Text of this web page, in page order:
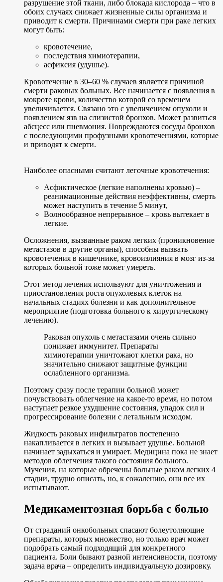
разрушение этой ткани, либо блокада кислорода – что в
обоих случаях снижает жизненные силы организма и
приводит к смерти. Причинами смерти при раке легких
могут быть:
кровотечение,
последствия химиотерапии,
асфиксия (удушье).
Кровотечение в 30–60 % случаев является причиной
смерти раковых больных. Все начинается с появления в
мокроте крови, количество которой со временем
увеличивается. Связано это с увеличением опухоли и
появлением язв на слизистой бронхов. Может развиться
абсцесс или пневмония. Повреждаются сосуды бронхов
с последующими профузными кровотечениями, которые
и приводят к смерти.
Наиболее опасными считают легочные кровотечения:
Асфиктическое (легкие наполнены кровью) –
реанимационные действия неэффективны, смерть
может наступить в течение 5 минут,
Волнообразное непрерывное – кровь вытекает в
легкие.
Осложнения, вызванные раком легких (проникновение
метастазов в другие органы), способны вызвать
кровотечения в кишечнике, кровоизлияния в мозг из-за
которых больной тоже может умереть.
Этот метод лечения используют для уничтожения и
приостановления роста опухолевых клеток на
начальных стадиях болезни и как дополнительное
мероприятие (подготовка больного к хирургическому
лечению).
Раковая опухоль с метастазами очень сильно
понижает иммунитет. Препараты
химиотерапии уничтожают клетки рака, но
значительно снижают защитные функции
ослабленного организма.
Поэтому сразу после терапии больной может
почувствовать облегчение на какое-то время, но потом
наступает резкое ухудшение состояния, упадок сил и
прогрессирование болезни с летальным исходом.
Жидкость раковых инфильтратов постепенно
накапливается в легких и вызывает удушье. Больной
начинает задыхаться и умирает. Медицина пока не знает
методов облегчения такого состояния больного.
Мучения, на которые обречены больные раком легких 4
стадии, трудно описать, но, к сожалению, они все их
испытывают.
Медикаментозная борьба с болью
От страданий онкобольных спасают болеутоляющие
препараты, которых множество, но только врач может
подобрать самый подходящий для конкретного
пациента. Боли бывают разной интенсивности, поэтому
задача врача – определить индивидуальную дозировку.